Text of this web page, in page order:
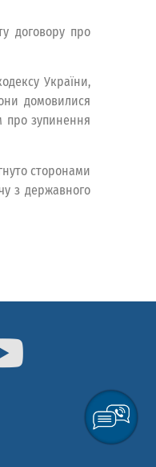
договору про
України,
домовилися
про зупинення
сторонами
з державного